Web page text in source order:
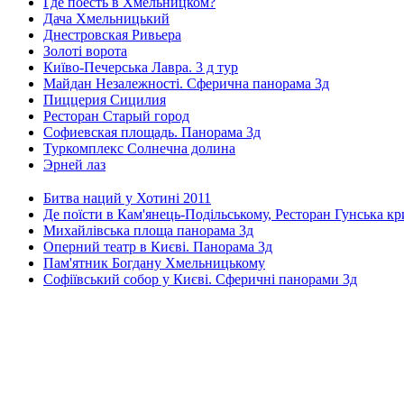
Дача Хмельницький
Днестровская Ривьера
Золоті ворота
Київо-Печерська Лавра. 3 д тур
Майдан Незалежності. Сферична панорама 3д
Пиццерия Сицилия
Ресторан Старый город
Софиевская площадь. Панорама 3д
Туркомплекс Солнечна долина
Эрней лаз
Битва наций у Хотині 2011
Де поїсти в Кам'янець-Подільському, Ресторан Гунська
Михайлівська площа панорама 3д
Оперний театр в Києві. Панорама 3д
Пам'ятник Богдану Хмельницькому
Софіївський собор у Києві. Сферичні панорами 3д